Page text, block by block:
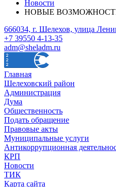
Новости
НОВЫЕ
666034, г. Шелехов, улица
+7 39550 4-13-35
adm@sheladm.ru
Главная
Шелеховский район
Администрация
Дума
Общественность
Подать обращение
Правовые акты
Муниципальные услуги
Антикоррупционная
КРП
Новости
ТИК
Карта сайта